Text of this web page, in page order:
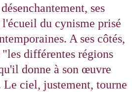
ses
du cynisme prisé
A ses côtés,
différentes régions
donne à son œuvre
Le ciel, justement, tourne